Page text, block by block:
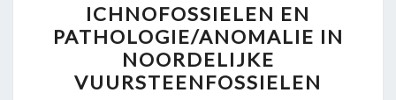
EN
PATHOLOGIE/ANOMALIE
IN
NOORDELIJKE
ICHNOFOSSIELEN EN
PATHOLOGIE/ANOMALIE IN
NOORDELIJKE
VUURSTEENFOSSIELEN